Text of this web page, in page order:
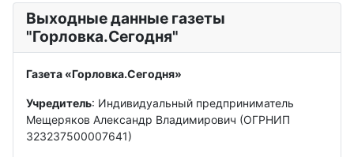
Выходные данные газеты
"Горловка.Сегодня"
Газета «Горловка.Сегодня»
Учредитель: Индивидуальный предприниматель
Мещеряков Александр Владимирович (ОГРНИП
323237500007641)